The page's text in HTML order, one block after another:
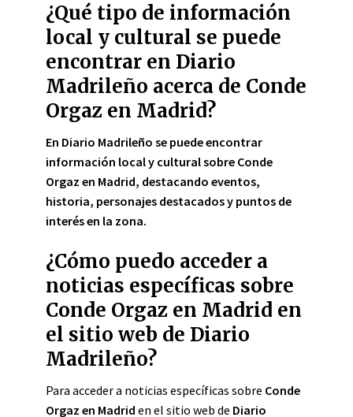
¿Qué tipo de información
local y cultural se puede
encontrar en Diario
Madrileño acerca de Conde
Orgaz en Madrid?
En Diario Madrileño se puede encontrar
información local y cultural sobre Conde
Orgaz en Madrid, destacando eventos,
historia, personajes destacados y puntos de
interés en la zona.
¿Cómo puedo acceder a
noticias específicas sobre
Conde Orgaz en Madrid en
el sitio web de Diario
Madrileño?
Para acceder a noticias específicas sobre Conde
Orgaz en Madrid en el sitio web de Diario